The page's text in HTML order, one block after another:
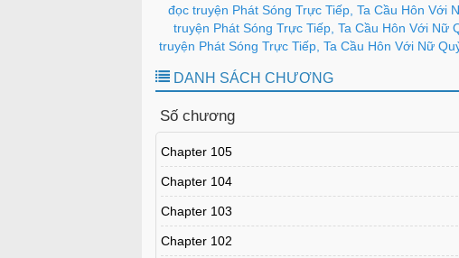
đọc truyện Phát Sóng Trực Tiếp, Ta Cầu Hôn Với
truyện Phát Sóng Trực Tiếp, Ta Cầu Hôn Với
truyện Phát Sóng Trực Tiếp, Ta Cầu Hôn Với Nữ
DANH SÁCH CHƯƠNG
Số chương
Chapter 105
Chapter 104
Chapter 103
Chapter 102